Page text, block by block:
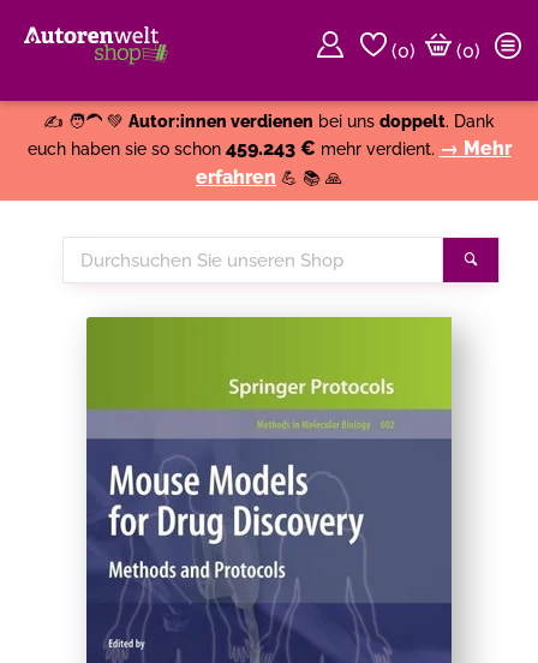
(0)
(0)
✍️ 🧑‍🦱 💚 Autor:innen verdienen bei uns doppelt. Dank
euch haben sie so schon 459.243 € mehr verdient. → Mehr
erfahren 💪 📚 🙏
Durchsuchen
Sie